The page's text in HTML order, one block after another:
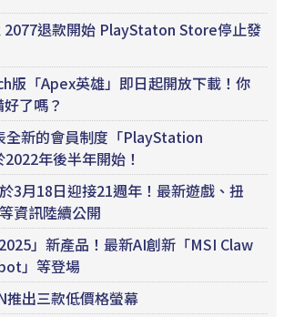
退款開始 PlayStaton Store停止發
版「Apex英雄」即日起開放下載！你
了嗎？
新的會員制度「PlayStation
年後半年開始！
3月18日迎接21週年！最新遊戲、扭
資訊陸續公開
」新產品！最新AI創新「MSI Claw
」等登場
推出三款低價格螢幕